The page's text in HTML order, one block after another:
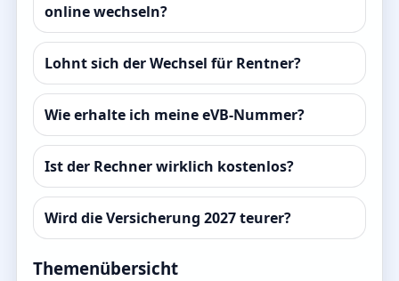
online wechseln?
Lohnt sich der Wechsel für Rentner?
Wie erhalte ich meine eVB-Nummer?
Ist der Rechner wirklich kostenlos?
Wird die Versicherung 2027 teurer?
Themenübersicht